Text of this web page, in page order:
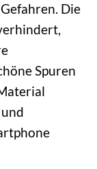
Die
Spuren